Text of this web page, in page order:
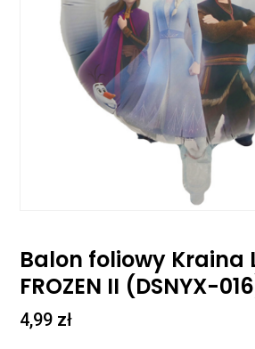
Balon foliowy Kraina
FROZEN II (DSNYX-
4,99 zł